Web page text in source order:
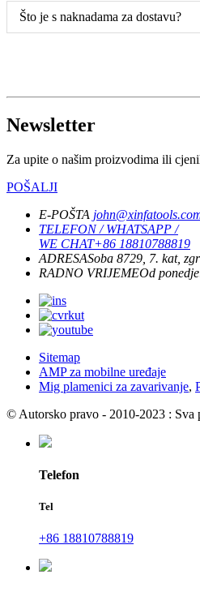
Što je s naknadama za dostavu?
Newsletter
Za upite o našim proizvodima ili
POŠALJI
E-POŠTA
TELEFON / WHATSAPP /
WE CHAT+86 18810788819
ADRESASoba 8729, 7. kat,
RADNO VRIJEMEOd
Sitemap
AMP za mobilne uređaje
Mig plamenici za zavarivanje,
© Autorsko pravo - 2010-2023 : Sva
Telefon
Tel
+86 18810788819